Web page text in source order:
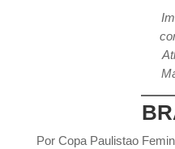
Por Copa Paulistao